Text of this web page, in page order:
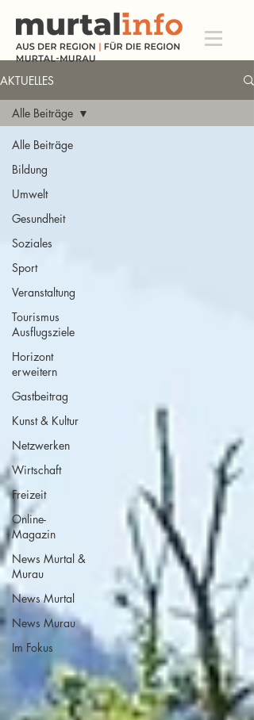
AKTUELLES
Alle Beiträge
Bildung
Umwelt
Gesundheit
Soziales
Sport
Veranstaltung
Tourismus
Ausflugsziele
Horizont
erweitern
Gastbeitrag
Kunst & Kultur
Netzwerken
Wirtschaft
Freizeit
Online-
Magazin
News Murtal &
Murau
News Murtal
News Murau
Im Fokus
Alle Beiträge